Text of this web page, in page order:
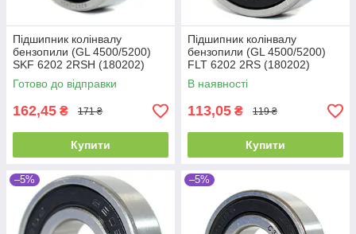
Підшипник колінвалу
бензопили (GL 4500/5200)
SKF 6202 2RSH (180202)
Промислова упаковка
(15x35x11)
Готово до відправки
162,45 ₴ 171 ₴
Купити
Підшипник колінвалу
бензопили (GL 4500/5200)
FLT 6202 2RS (180202)
(15x35x11)
В наявності
113,05 ₴ 119 ₴
Купити
–5% –5%